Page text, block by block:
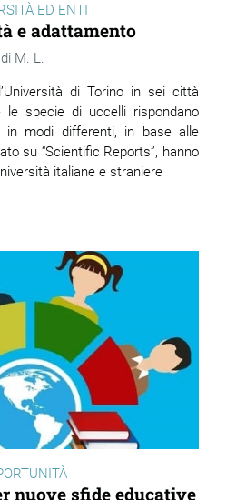
ED ENTI
e adattamento
M. L.
di Torino in sei città
le specie di uccelli rispondano
in modi differenti, in base alle
su “Scientific Reports”, hanno
italiane e straniere
nuove sfide educative